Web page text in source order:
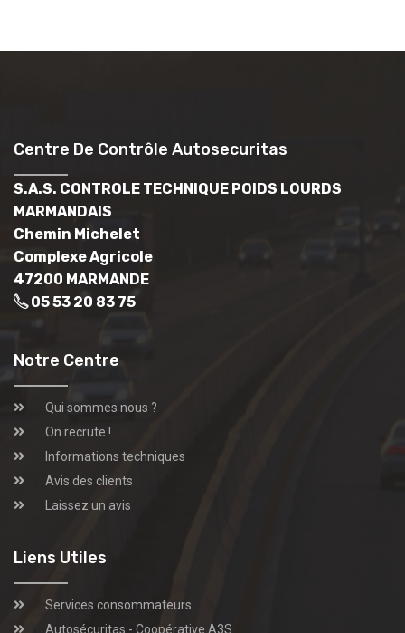
Centre De Contrôle Autosecuritas
S.A.S. CONTROLE TECHNIQUE POIDS LOURDS
MARMANDAIS
Chemin Michelet
Complexe Agricole
47200 MARMANDE
05 53 20 83 75
Notre Centre
Qui sommes nous ?
On recrute !
Informations techniques
Avis des clients
Laissez un avis
Liens Utiles
Services consommateurs
Autosécuritas - Coopérative A3S